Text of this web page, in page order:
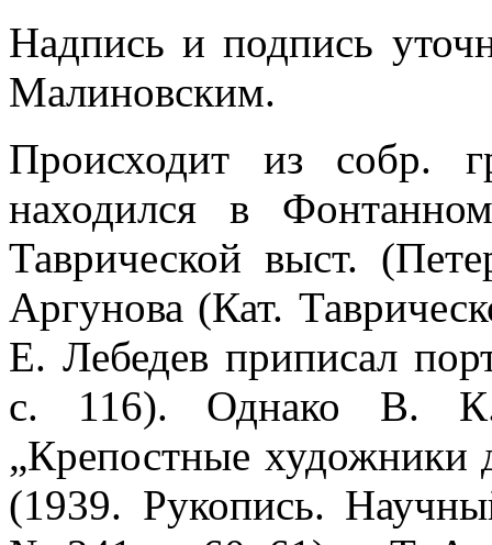
Надпись и подпись
Малиновским.
Происходит из собр.
находился в
Таврической выст.
Аргунова (Кат.
Е. Лебедев приписал
с. 116). Однако В. К.
„Крепостные
(1939. Рукопись.